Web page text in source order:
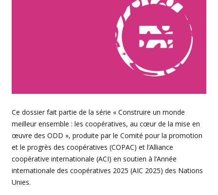
Ce dossier fait partie de la série « Construire un monde
meilleur ensemble : les coopératives, au cœur de la mise en
œuvre des ODD », produite par le Comité pour la promotion
et le progrès des coopératives (COPAC) et l’Alliance
coopérative internationale (ACI) en soutien à l’Année
internationale des coopératives 2025 (AIC 2025) des Nations
Unies.